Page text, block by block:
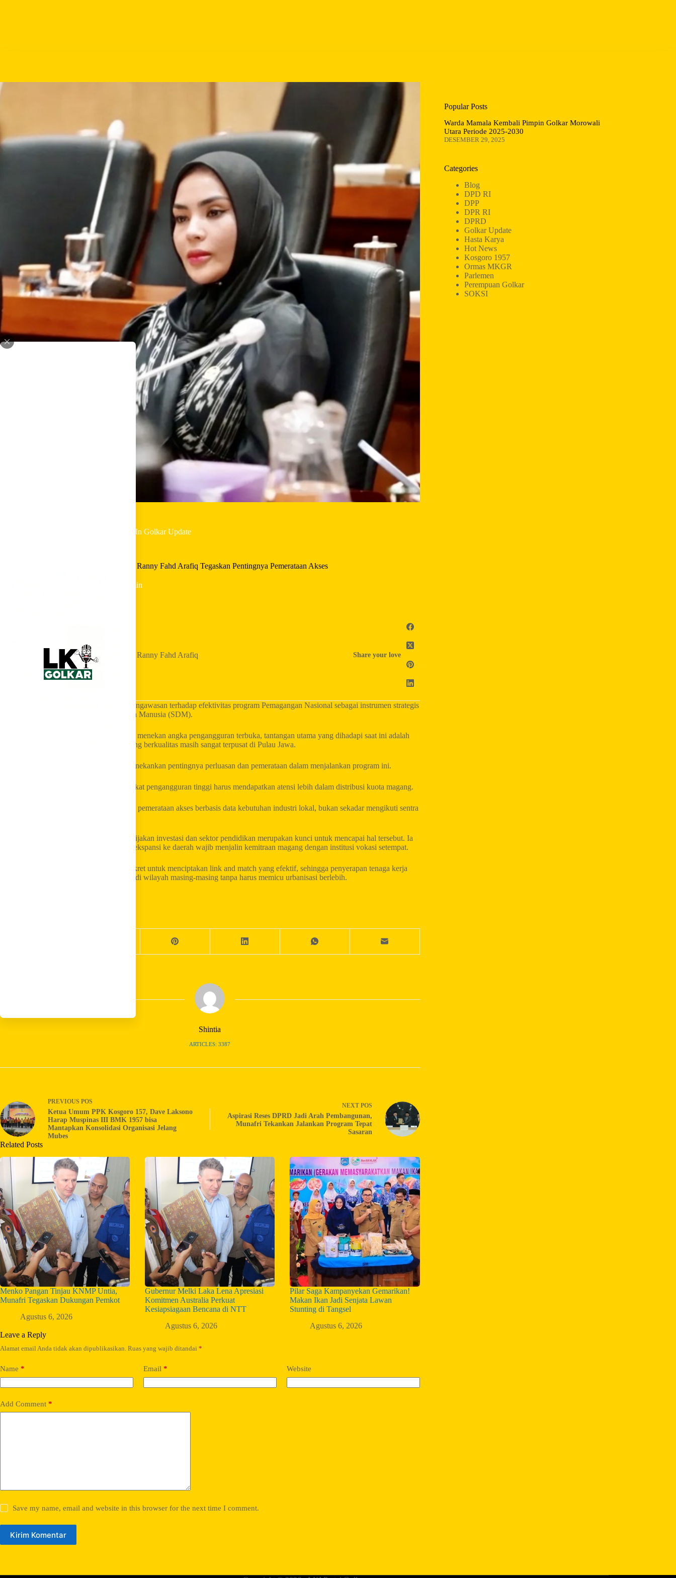
In Golkar Update
DPR Dorong Perluasan Program Magang, Ranny Fahd Arafiq Tegaskan Pentingnya Pemerataan Akses
1 min
DPR Dorong Perluasan Program Magang, Ranny Fahd Arafiq
Tegaskan Pentingnya Pemerataan Akses
Share your love
LKI Golkar – DPR-RI terus melakukan pengawasan terhadap efektivitas program Pemagangan Nasional sebagai instrumen strategis
untuk meningkatkan kualitas Sumber Daya Manusia (SDM).
Meskipun program ini dinilai krusial untuk menekan angka pengangguran terbuka, tantangan utama yang dihadapi saat ini adalah
kesenjangan akses, di mana peluang magang berkualitas masih sangat terpusat di Pulau Jawa.
Anggota DPR-RI, Ranny Fahd Arafiq, menekankan pentingnya perluasan dan pemerataan dalam menjalankan program ini.
Ia menegaskan bahwa, daerah dengan tingkat pengangguran tinggi harus mendapatkan atensi lebih dalam distribusi kuota magang.
Menurutnya, pemerintah perlu memastikan pemerataan akses berbasis data kebutuhan industri lokal, bukan sekadar mengikuti sentra
Dalam pandangan Ranny, sinkronisasi kebijakan investasi dan sektor pendidikan merupakan kunci untuk mencapai hal tersebut. Ia
mendorong agar industri yang melakukan ekspansi ke daerah wajib menjalin kemitraan magang dengan institusi vokasi setempat.
Langkah ini dipandang sebagai solusi konkret untuk menciptakan link and match yang efektif, sehingga penyerapan tenaga kerja
pasca-magang dapat terjadi secara optimal di wilayah masing-masing tanpa harus memicu urbanisasi berlebih.
Shintia
ARTICLES: 3387
PREVIOUS POS
Ketua Umum PPK Kosgoro 157, Dave Laksono
Harap Muspinas III BMK 1957 bisa
Mantapkan Konsolidasi Organisasi Jelang
Mubes
NEXT POS
Aspirasi Reses DPRD Jadi Arah Pembangunan,
Munafri Tekankan Jalankan Program Tepat
Sasaran
Related Posts
Menko Pangan Tinjau KNMP Untia,
Munafri Tegaskan Dukungan Pemkot
Agustus 6, 2026
Gubernur Melki Laka Lena Apresiasi
Komitmen Australia Perkuat
Kesiapsiagaan Bencana di NTT
Agustus 6, 2026
Pilar Saga Kampanyekan Gemarikan!
Makan Ikan Jadi Senjata Lawan
Stunting di Tangsel
Agustus 6, 2026
Leave a Reply
Alamat email Anda tidak akan dipublikasikan. Ruas yang wajib ditandai *
Name * Email * Website
Add Comment *
Save my name, email and website in this browser for the next time I comment.
Kirim Komentar
Popular Posts
Warda Mamala Kembali Pimpin Golkar Morowali
Utara Periode 2025-2030
DESEMBER 29, 2025
Categories
Blog
DPD RI
DPP
DPR RI
DPRD
Golkar Update
Hasta Karya
Hot News
Kosgoro 1957
Ormas MKGR
Parlemen
Perempuan Golkar
SOKSI